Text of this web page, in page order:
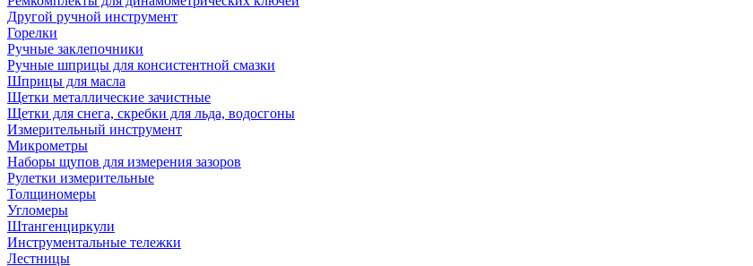
Другой ручной инструмент
Горелки
Ручные заклепочники
Ручные шприцы для консистентной смазки
Шприцы для масла
Щетки металлические зачистные
Щетки для снега, скребки для льда, водосгоны
Измерительный инструмент
Микрометры
Наборы щупов для измерения зазоров
Рулетки измерительные
Толщиномеры
Угломеры
Штангенциркули
Инструментальные тележки
Лестницы